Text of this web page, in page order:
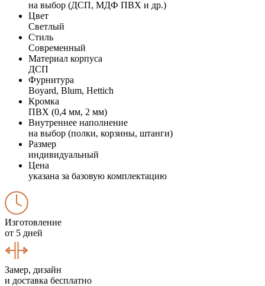
на выбор (ДСП, МДФ ПВХ и др.)
Цвет
Светлый
Стиль
Современный
Материал корпуса
ДСП
Фурнитура
Boyard, Blum, Hettich
Кромка
ПВХ (0,4 мм, 2 мм)
Внутреннее наполнение
на выбор (полки, корзины, штанги)
Размер
индивидуальный
Цена
указана за базовую комплектацию
Изготовление
от 5 дней
Замер, дизайн
и доставка бесплатно